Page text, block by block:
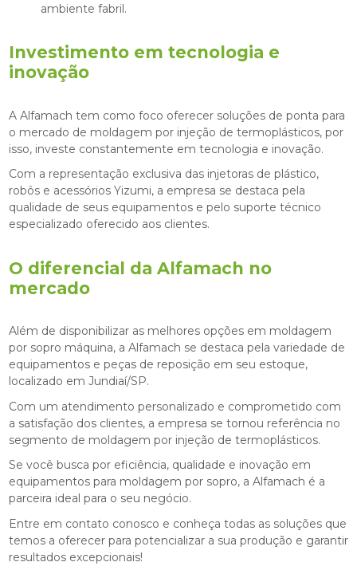
ambiente fabril.
Investimento em tecnologia e
inovação
A Alfamach tem como foco oferecer soluções de ponta para
o mercado de moldagem por injeção de termoplásticos, por
isso, investe constantemente em tecnologia e inovação.
Com a representação exclusiva das injetoras de plástico,
robôs e acessórios Yizumi, a empresa se destaca pela
qualidade de seus equipamentos e pelo suporte técnico
especializado oferecido aos clientes.
O diferencial da Alfamach no
mercado
Além de disponibilizar as melhores opções em moldagem
por sopro máquina, a Alfamach se destaca pela variedade de
equipamentos e peças de reposição em seu estoque,
localizado em Jundiaí/SP.
Com um atendimento personalizado e comprometido com
a satisfação dos clientes, a empresa se tornou referência no
segmento de moldagem por injeção de termoplásticos.
Se você busca por eficiência, qualidade e inovação em
equipamentos para moldagem por sopro, a Alfamach é a
parceira ideal para o seu negócio.
Entre em contato conosco e conheça todas as soluções que
temos a oferecer para potencializar a sua produção e garantir
resultados excepcionais!